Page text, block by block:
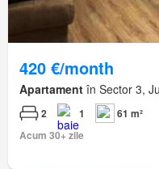
420 €/month
Apartament în Sector 3,
2 1
61 m²
Acum 30+ zile